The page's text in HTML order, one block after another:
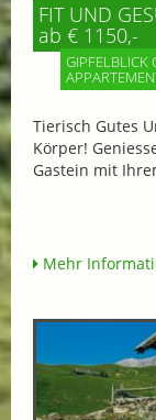
FIT UND
ab € 1150,-
GIPFELBLICK
Tierisch Gutes
Körper!
Gastein mit
Mehr